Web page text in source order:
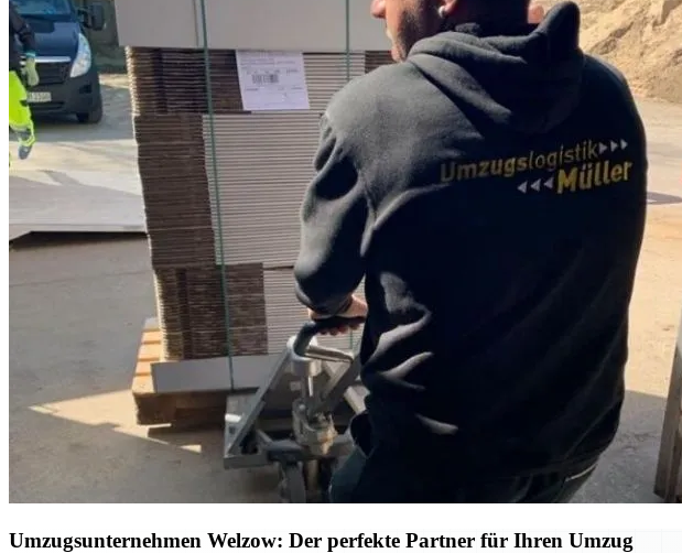
Umzugsunternehmen Welzow: Der perfekte Partner für Ihren Umzug